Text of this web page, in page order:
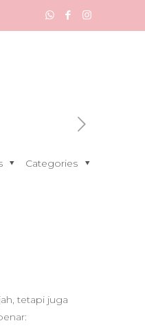
Categories
tetapi juga